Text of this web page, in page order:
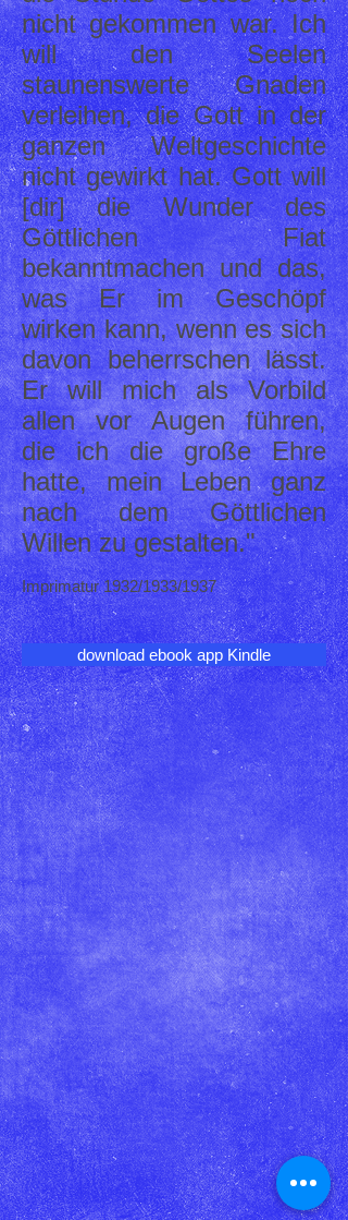
nicht gekommen war. Ich
will den Seelen
staunenswerte Gnaden
verleihen, die Gott in der
ganzen Weltgeschichte
nicht gewirkt hat. Gott will
[dir] die Wunder des
Göttlichen Fiat
bekanntmachen und das,
was Er im Geschöpf
wirken kann, wenn es sich
davon beherrschen lässt.
Er will mich als Vorbild
allen vor Augen führen,
die ich die große Ehre
hatte, mein Leben ganz
nach dem Göttlichen
Willen zu gestalten."
Imprimatur 1932/1933/1937
download ebook app Kindle